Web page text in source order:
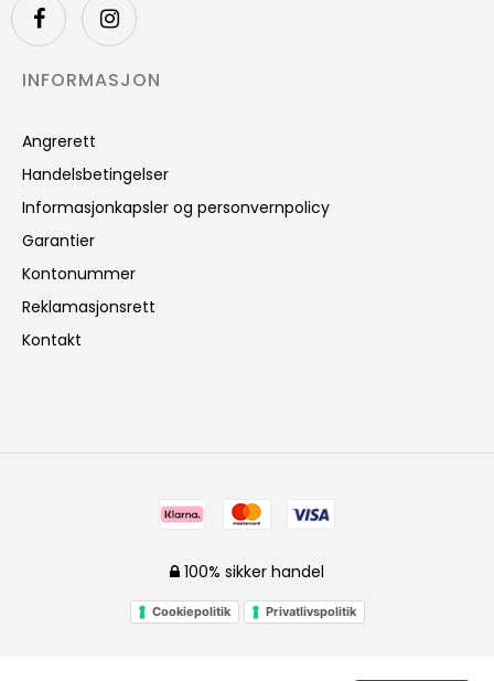
INFORMASJON
Angrerett
Handelsbetingelser
Informasjonkapsler og personvernpolicy
Garantier
Kontonummer
Reklamasjonsrett
Kontakt
100% sikker handel
Cookiepolitik Privatlivspolitik